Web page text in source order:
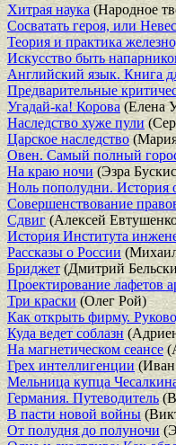
Хитрая наука(Народное
Сосватать героя, или
Теория и практика
Искусство быть
Английский язык. Книга
Предварительные
Угадай-ка! Корова (Елена
Наследство хуже пули
Царское наследство(Мария
Овен. Самый полный
На краю ночи(Эзра
Ноль пополудни. История
Совершенствование
Сдвиг(Алексей
История Института
Рассказы о России
Бриджет(Дмитрий
Проектирование лафетов
Три краски(Олег Рой)
Как открыть фирму.
Куда ведет соблазн
На магнетическом сеансе
Грех интеллигенции(Иван
Мельница купца
Германия. Путеводитель
В пасти новой войны
От полудня до полуночи